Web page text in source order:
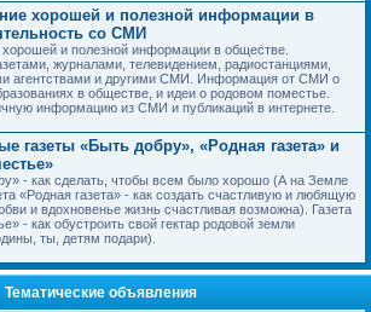
хорошей и полезной информации в
со СМИ
хорошей и полезной информации в обществе.
журналами, телевидением, радиостанциями,
агентствами и другими СМИ. Информация от СМИ о
в обществе, и идеи о родовом поместье.
информацию из СМИ и публикаций в интернете.
газеты «Быть добру», «Родная газета» и
- как сделать, чтобы всем было хорошо (А на Земле
«Родная газета» - как создать счастливую и любящую
и вдохновенье жизнь счастливая возможна). Газета
- как обустроить свой гектар родовой земли
ты, детям подари).
Тематические объявления